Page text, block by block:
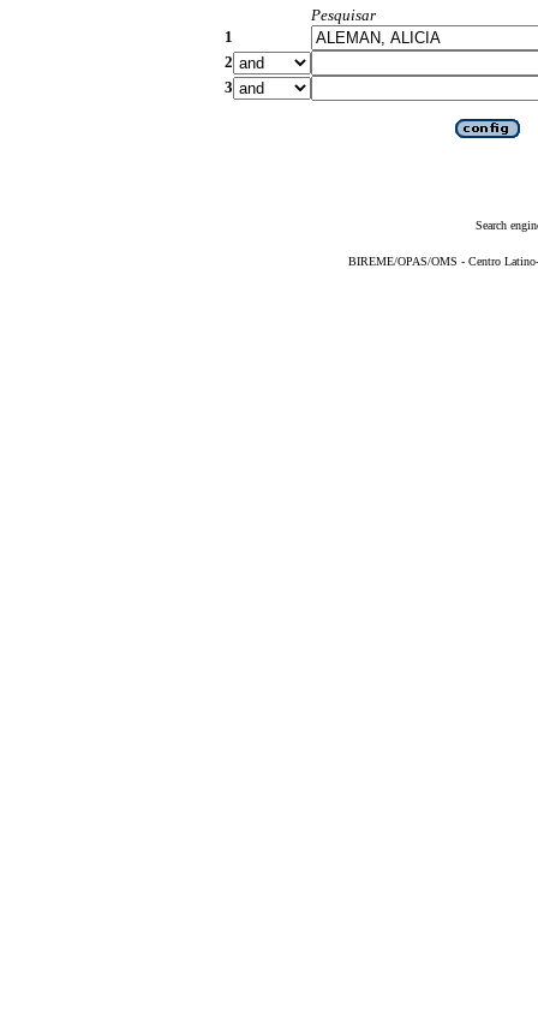
Pesquisar
1
2
3
Search
BIREME/OPAS/OMS - Centro Latino-